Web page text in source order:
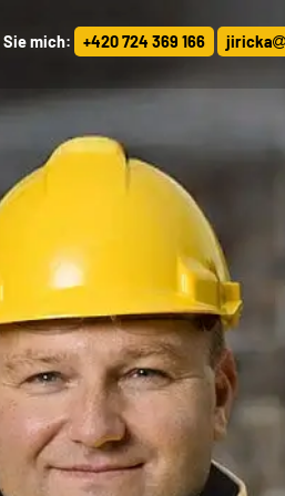
mich: +420 724 369 166 jiricka